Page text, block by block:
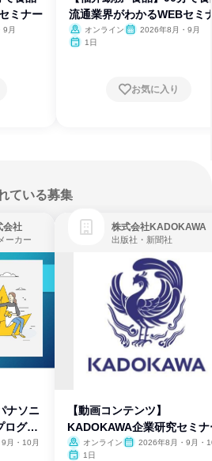
ミナー
9月
流通業界がわかるWEBセミ
オンライン
2026年8月・9月
1日
お気に入り
ている募集
会社
ーカー
ナソニ
ログラ
月・10月
株式会社KADOKAWA
出版社・新聞社
【動画コンテンツ】
KADOKAWA企業研究セミナ
オンライン
2026年8月・9月・
1日